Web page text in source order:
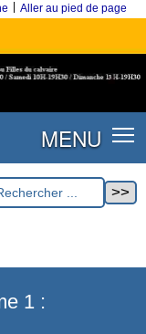
Aller au pied de page
MENU
1 :